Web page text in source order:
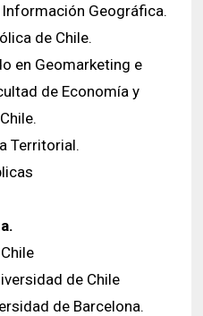
Geográfica.
de Chile.
en Geomarketing e
de Economía y
Territorial.
de Chile
de Barcelona.